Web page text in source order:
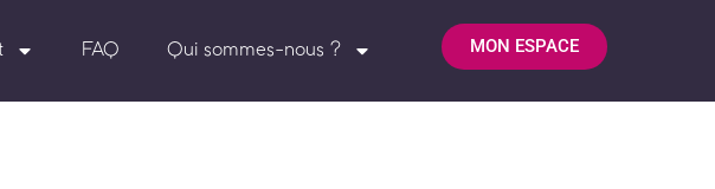
FAQ Qui sommes-nous ? MON ESPACE